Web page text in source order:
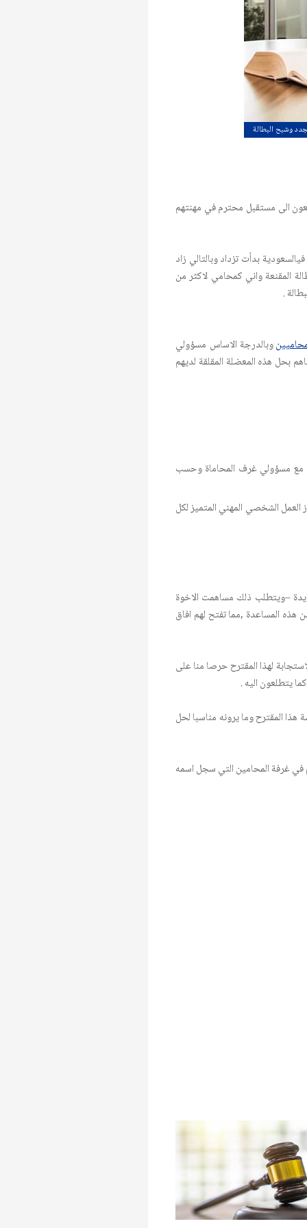
وشبح البطالة
الى مستقبل محترم في مهنتهم
بدأت تزداد وبالتالي زاد
المقنعة واني كمحامي لاكثر من
وبالدرجة الاساس مسؤولي
بحل هذه المعضلة المقلقة لديهم
مع مسؤولي غرف المحاماة وحسب
الشخصي المهني المتميز لكل
–ويتطلب ذلك مساهمت الاخوة
هذه المساعدة ,مما تفتح لهم افاق
لهذا المقترح حرصا منا على
يتطلعون اليه .
المقترح وما يرونه مناسبا لحل
غرفة المحامين التي سجل اسمه